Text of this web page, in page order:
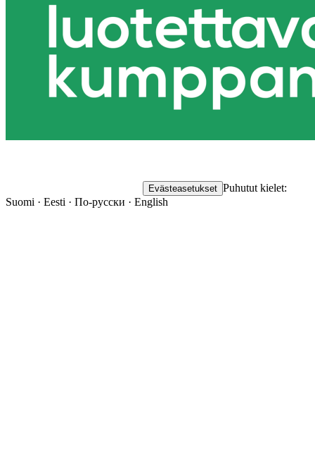
Evästeasetukset Puhutut kielet:
Suomi · Eesti · По-русски · English